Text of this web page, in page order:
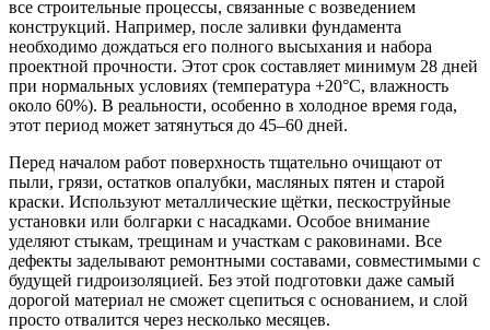
все строительные процессы, связанные с возведением
конструкций. Например, после заливки фундамента
необходимо дождаться его полного высыхания и набора
проектной прочности. Этот срок составляет минимум 28 дней
при нормальных условиях (температура +20°C, влажность
около 60%). В реальности, особенно в холодное время года,
этот период может затянуться до 45–60 дней.
Перед началом работ поверхность тщательно очищают от
пыли, грязи, остатков опалубки, масляных пятен и старой
краски. Используют металлические щётки, пескоструйные
установки или болгарки с насадками. Особое внимание
уделяют стыкам, трещинам и участкам с раковинами. Все
дефекты заделывают ремонтными составами, совместимыми с
будущей гидроизоляцией. Без этой подготовки даже самый
дорогой материал не сможет сцепиться с основанием, и слой
просто отвалится через несколько месяцев.